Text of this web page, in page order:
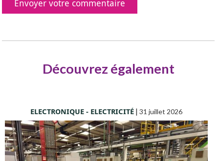
Découvrez également
ELECTRONIQUE - ELECTRICITÉ| 31 juillet 2026